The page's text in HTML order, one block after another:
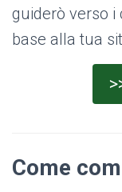
guiderò verso i
base alla tua
Come